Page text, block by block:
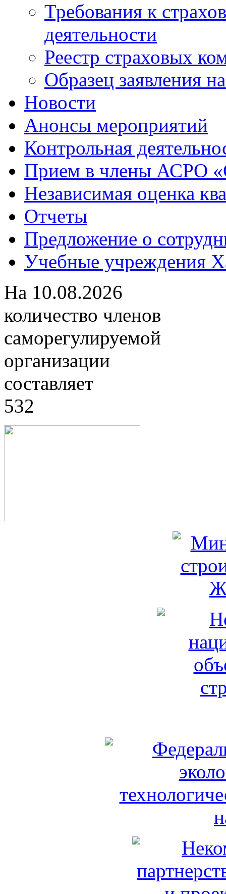
Требования к
деятельности
Реестр страховых
Образец заявления
Новости
Анонсы мероприятий
Контрольная
Прием в члены АСРО
Независимая оценка
Отчеты
Предложение о
Учебные учреждения
На 10.08.2026
количество членов
саморегулируемой
организации
составляет
532